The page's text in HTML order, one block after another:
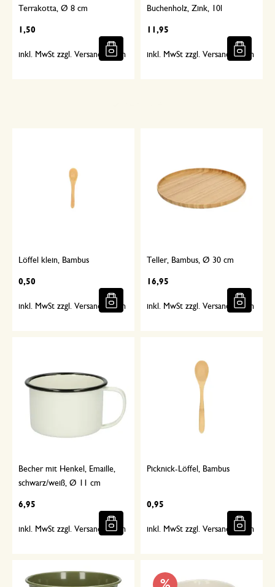
Terrakotta, Ø 8 cm
1,50
inkl. MwSt zzgl. Versandkosten
Buchenholz, Zink, 10l
11,95
inkl. MwSt zzgl. Versandkosten
Löffel klein, Bambus
0,50
inkl. MwSt zzgl. Versandkosten
Teller, Bambus, Ø 30 cm
16,95
inkl. MwSt zzgl. Versandkosten
Becher mit Henkel, Emaille,
schwarz/weiß, Ø 11 cm
6,95
inkl. MwSt zzgl. Versandkosten
Picknick-Löffel, Bambus
0,95
inkl. MwSt zzgl. Versandkosten